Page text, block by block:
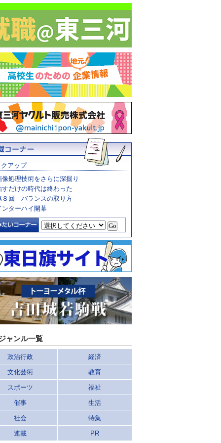
アップ
像処理技術をさらに深掘り
すだけの時代は終わった
８回 バランスの取り方
ンターハイ開幕
ャンル一覧
政治行政 経済
文化芸術 教育
スポーツ 福祉
催事 生活
社会 特集
連載 PR